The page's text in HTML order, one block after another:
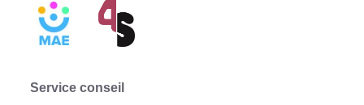
Service conseil